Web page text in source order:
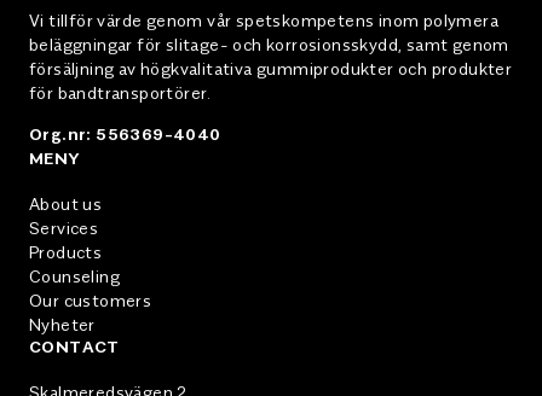
Vi tillför värde genom vår spetskompetens inom polymera
beläggningar för slitage- och korrosionsskydd, samt genom
försäljning av högkvalitativa gummiprodukter och produkter
för bandtransportörer.
Org.nr: 556369-4040
MENY
About us
Services
Products
Counseling
Our customers
Nyheter
CONTACT